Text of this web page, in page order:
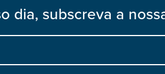
dia, subscreva a